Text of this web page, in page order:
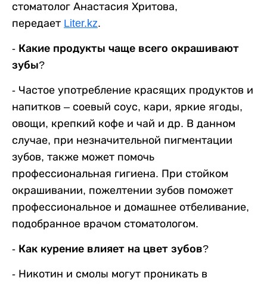
стоматолог Анастасия Хритова,
передает Liter.kz.
- Какие продукты чаще всего окрашивают
зубы?
- Частое употребление красящих продуктов и
напитков – соевый соус, кари, яркие ягоды,
овощи, крепкий кофе и чай и др. В данном
случае, при незначительной пигментации
зубов, также может помочь
профессиональная гигиена. При стойком
окрашивании, пожелтении зубов поможет
профессиональное и домашнее отбеливание,
подобранное врачом стоматологом.
- Как курение влияет на цвет зубов?
- Никотин и смолы могут проникать в